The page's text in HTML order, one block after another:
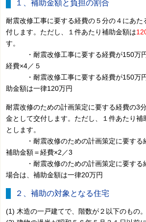
１、補助金額と負担の割合
耐震改修工事に要する経費の５分の４にあた
付します。ただし、１件あたり補助金額は
す。
・耐震改修工事に要する経費が150万円
経費×4／５
・耐震改修工事に要する経費が150万円
助金額は一律120万円
耐震改修のための計画策定に要する経費の3
金として交付します。ただし、１件あたり補
とします。
・耐震改修のための計画策定に要する経
補助金額＝経費×2／3
・耐震改修のための計画策定に要する
場合は、補助金額は一律20万円
２、補助の対象となる住宅
(1) 木造の一戸建てで、階数が２以下のもの。